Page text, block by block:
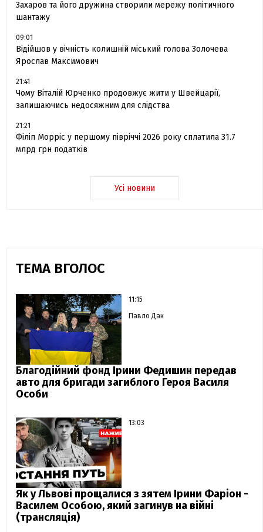
Захаров та його дружина створили мережу політичного
шантажу
09:01
Відійшов у вічність колишній міський голова Золочева
Ярослав Максимович
21:41
Чому Віталій Юрченко продовжує жити у Швейцарії,
залишаючись недосяжним для слідства
21:21
Філіп Морріс у першому півріччі 2026 року сплатила 31.7
млрд грн податків
Усі новини
ТЕМА ВГОЛОС
11:15
Павло Дак
Благодійний фонд Ірини Федишин передав
авто для бригади загиблого Героя Василя
Особи
13:03
Як у Львові прощалися з зятем Ірини Фаріон -
Василем Особою, який загинув на війні
(трансляція)